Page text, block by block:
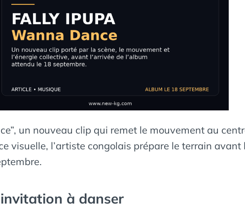
un nouveau clip qui remet le mouvement au
visuelle, l’artiste congolais prépare le terrain
à danser